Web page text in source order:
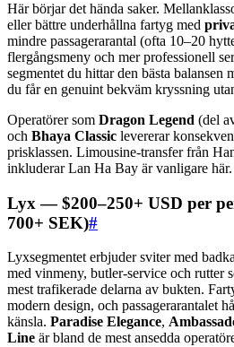
Här börjar det hända saker.
eller bättre underhållna fartyg med
mindre passagerarantal (ofta 10–20
flergångsmeny och mer professionell
segmentet du hittar den bästa
du får en genuint bekväm kryssning
Operatörer som Dragon Legend (del
och Bhaya Classic levererar
prisklassen. Limousine-transfer från
inkluderar Lan Ha Bay är vanligare här.
Lyx — $200–250+ USD per
700+ SEK)#
Lyxsegmentet erbjuder sviter med
med vinmeny, butler-service och rutter
mest trafikerade delarna av bukten.
modern design, och passagerarantalet
känsla. Paradise Elegance,
Line är bland de mest ansedda